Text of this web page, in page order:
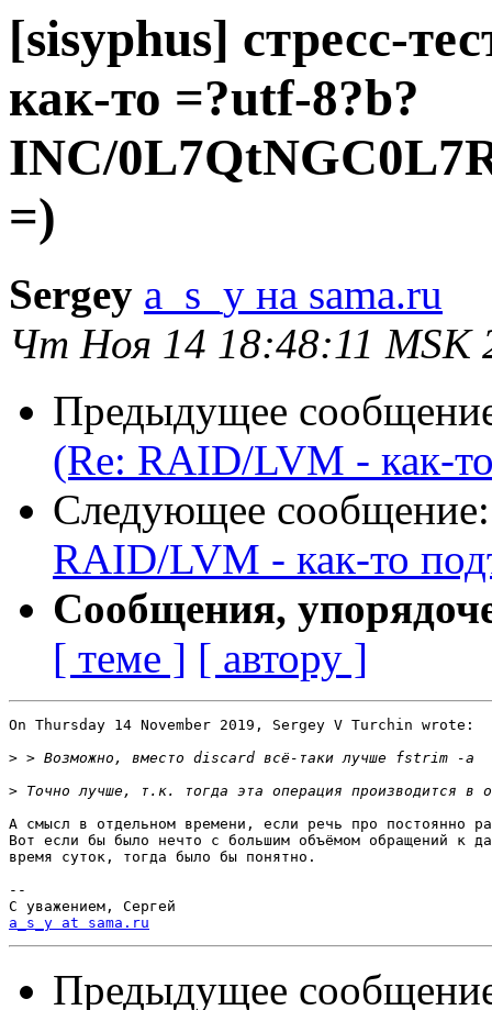
[sisyphus] стресс-
как-то =?utf-8?b?
INC/
=)
Sergey a_s_y на sama.ru
Чт Ноя 14 18:48:11 MSK
Предыдущее
(Re: RAID/LVM - как-
Следующее
RAID/LVM - как-то
Сообщения,
[ теме ] [ автору ]
On Thursday 14 November 2019, Sergey V Turchin wrote:
>
>
А смысл в отдельном времени, если речь про постоянно
Вот если бы было нечто с большим объёмом обращений к
время суток, тогда было бы понятно.
--
a_s_y at sama.ru
Предыдущее